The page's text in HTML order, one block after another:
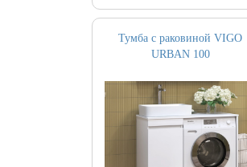
Тумба с раковиной VIGO
URBAN 100